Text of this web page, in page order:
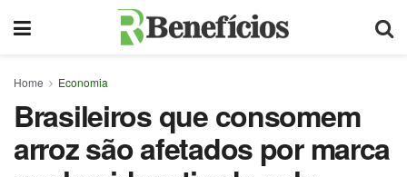
Home Economia
Brasileiros que consomem
arroz são afetados por marca